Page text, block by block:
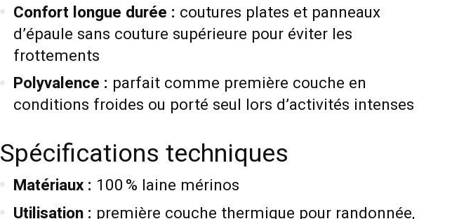
Confort longue durée : coutures plates et panneaux
d’épaule sans couture supérieure pour éviter les
frottements
Polyvalence : parfait comme première couche en
conditions froides ou porté seul lors d’activités intenses
Spécifications techniques
Matériaux : 100 % laine mérinos
Utilisation : première couche thermique pour randonnée,